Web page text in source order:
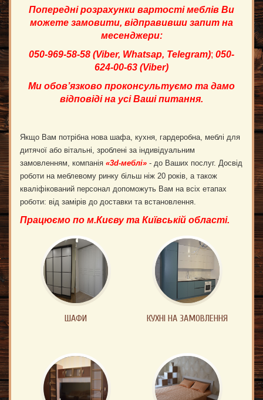
Попередні розрахунки вартості меблів Ви
можете замовити, відправивши запит на
месенджери:
050-969-58-58 (Viber, Whatsap, Telegram); 050-
624-00-63 (Viber)
Ми обов’язково проконсультуємо та дамо
відповіді на усі Ваші питання.
Якщо Вам потрібна нова шафа, кухня, гардеробна, меблі для
дитячої або вітальні, зроблені за індивідуальним
замовленням, компанія «3d-меблі» - до Ваших послуг. Досвід
роботи на меблевому ринку більш ніж 20 років, а також
кваліфікований персонал допоможуть Вам на всіх етапах
роботи: від замірів до доставки та встановлення.
Працюємо по м.Києву та Київській області.
ШАФИ КУХНІ НА ЗАМОВЛЕННЯ